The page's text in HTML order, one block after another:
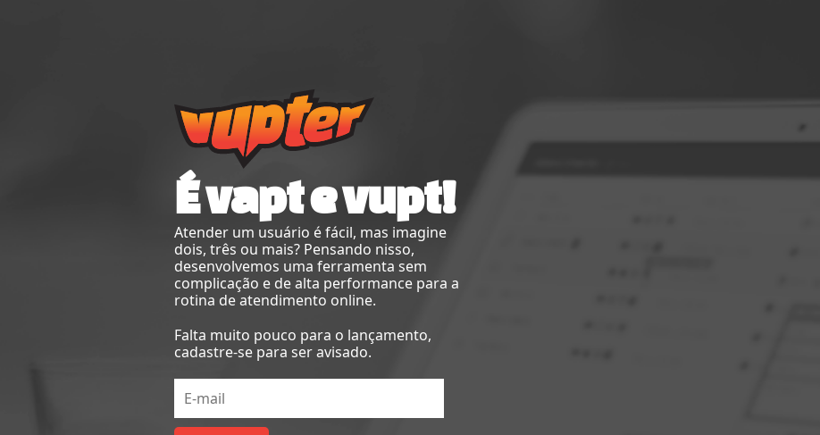
É vapt e vupt!
Atender um usuário é fácil, mas imagine
dois, três ou mais? Pensando nisso,
desenvolvemos uma ferramenta sem
complicação e de alta performance para a
rotina de atendimento online.
Falta muito pouco para o lançamento,
cadastre-se para ser avisado.